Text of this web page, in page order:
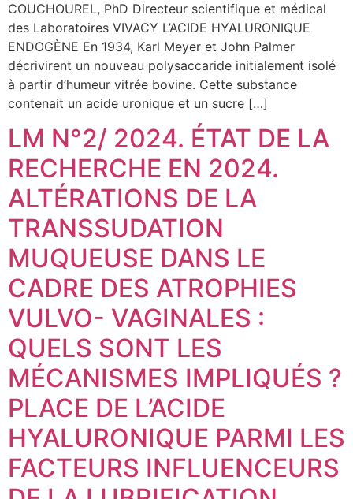
COUCHOUREL, PhD Directeur scientifique et médical
des Laboratoires VIVACY L’ACIDE HYALURONIQUE
ENDOGÈNE En 1934, Karl Meyer et John Palmer
décrivirent un nouveau polysaccaride initialement isolé
à partir d’humeur vitrée bovine. Cette substance
contenait un acide uronique et un sucre […]
LM N°2/ 2024. ÉTAT DE LA
RECHERCHE EN 2024.
ALTÉRATIONS DE LA
TRANSSUDATION
MUQUEUSE DANS LE
CADRE DES ATROPHIES
VULVO- VAGINALES :
QUELS SONT LES
MÉCANISMES IMPLIQUÉS ?
PLACE DE L’ACIDE
HYALURONIQUE PARMI LES
FACTEURS INFLUENCEURS